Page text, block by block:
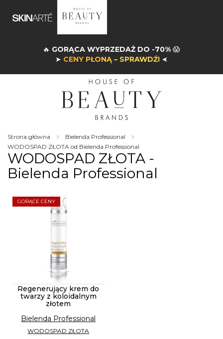
🔥 GORĄCA WYPRZEDAŻ DO -70% 😱
➤ CENY PŁONĄ – SPRAWDŹ! ➤
Strona główna
Bielenda Professional
WODOSPAD ZŁOTA od Bielenda Professional
WODOSPAD ZŁOTA -
Bielenda Professional
GORĄCE CENY
Regenerujący krem do
twarzy z koloidalnym
złotem
Bielenda Professional
WODOSPAD ZŁOTA